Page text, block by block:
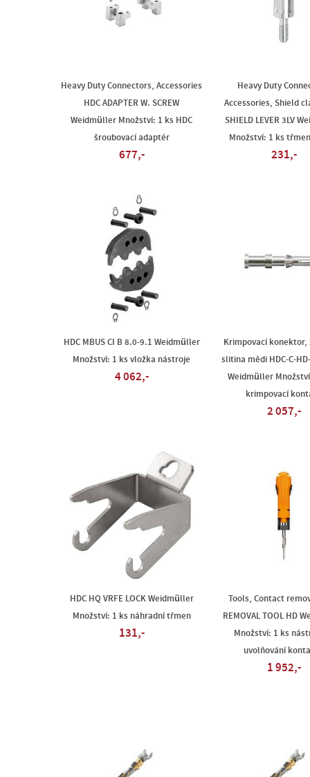
Heavy Duty Connectors, Accessories
HDC ADAPTER W. SCREW
Weidmüller Množství: 1 ks HDC
šroubovací adaptér
677,-
Heavy Duty
Accessories, Shield
SHIELD LEVER 3LV
Množství: 1 ks
231,-
HDC MBUS CI B 8.0-9.1 Weidmüller
Množství: 1 ks vložka nástroje
4 062,-
Krimpovací konektor,
slitina mědi HDC-C-
Weidmüller
krimpovací
2 057,-
HDC HQ VRFE LOCK Weidmüller
Množství: 1 ks náhradní třmen
131,-
Tools, Contact
REMOVAL TOOL HD
Množství: 1 ks
uvolňování
1 952,-